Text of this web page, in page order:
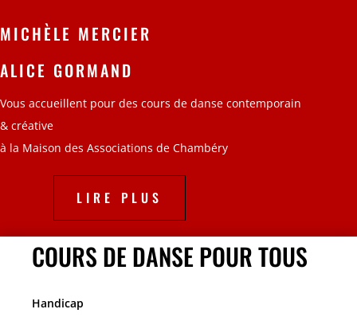
MICHÈLE MERCIER
ALICE GORMAND
Vous accueillent pour des cours de danse contemporain
& créative
à la Maison des Associations de Chambéry
LIRE PLUS
COURS DE DANSE POUR TOUS
Handicap